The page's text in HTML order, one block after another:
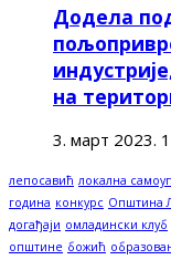
Додела
на
3. март 2023.
лепосавић локална
година конкурс Општина
догађаји омладински клуб
општине божић